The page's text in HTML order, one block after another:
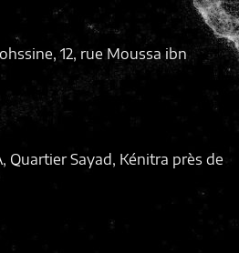
12, rue Moussa ibn
Quartier Sayad, Kénitra près de